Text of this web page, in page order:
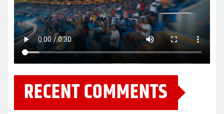
RECENT COMMENTS